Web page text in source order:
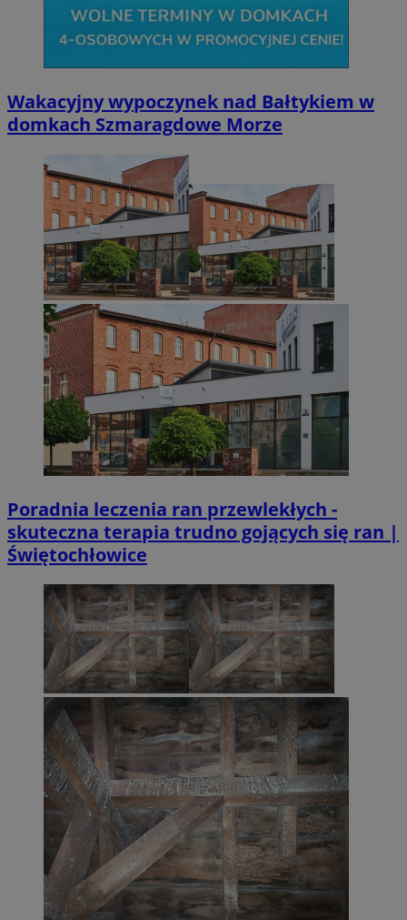
Wakacyjny wypoczynek nad Bałtykiem w
domkach Szmaragdowe Morze
Poradnia leczenia ran przewlekłych -
skuteczna terapia trudno gojących się ran |
Świętochłowice